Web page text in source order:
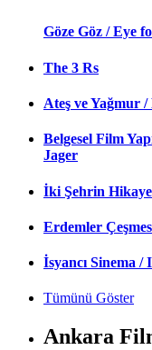
Göze Göz / Eye
The 3 Rs
Ateş ve Yağmur
Belgesel Film
Jager
İki Şehrin
Erdemler
İsyancı Sinema
Tümünü Göster
Ankara